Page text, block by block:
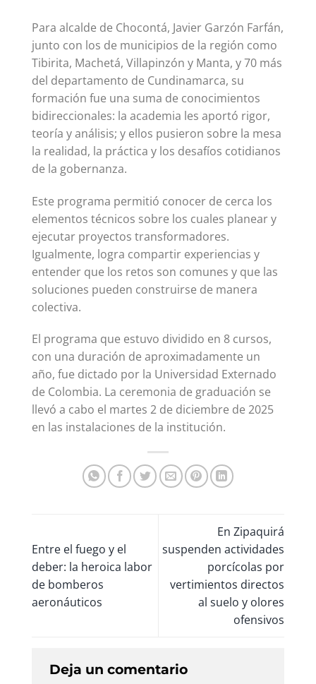
Para alcalde de Chocontá, Javier Garzón Farfán,
junto con los de municipios de la región como
Tibirita, Machetá, Villapinzón y Manta, y 70 más
del departamento de Cundinamarca, su
formación fue una suma de conocimientos
bidireccionales: la academia les aportó rigor,
teoría y análisis; y ellos pusieron sobre la mesa
la realidad, la práctica y los desafíos cotidianos
de la gobernanza.
Este programa permitió conocer de cerca los
elementos técnicos sobre los cuales planear y
ejecutar proyectos transformadores.
Igualmente, logra compartir experiencias y
entender que los retos son comunes y que las
soluciones pueden construirse de manera
colectiva.
El programa que estuvo dividido en 8 cursos,
con una duración de aproximadamente un
año, fue dictado por la Universidad Externado
de Colombia. La ceremonia de graduación se
llevó a cabo el martes 2 de diciembre de 2025
en las instalaciones de la institución.
Entre el fuego y el
deber: la heroica labor
de bomberos
aeronáuticos
En Zipaquirá
suspenden actividades
porcícolas por
vertimientos directos
al suelo y olores
ofensivos
Deja un comentario